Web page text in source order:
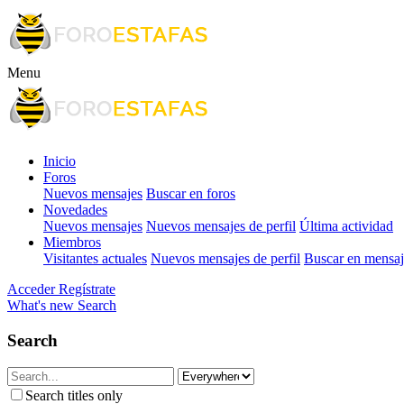
Menu
Inicio
Foros
Nuevos mensajes Buscar en foros
Novedades
Nuevos mensajes Nuevos mensajes de perfil Última actividad
Miembros
Visitantes actuales Nuevos mensajes de perfil Buscar en
Acceder Regístrate
What's new Search
Search
Search titles only